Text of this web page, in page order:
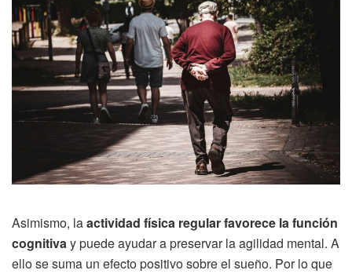
Asimismo, laactividad física regular favorece la función
cognitivay puede ayudar a preservar la agilidad mental. A
ello se suma un efecto positivo sobre el sueño. Por lo que